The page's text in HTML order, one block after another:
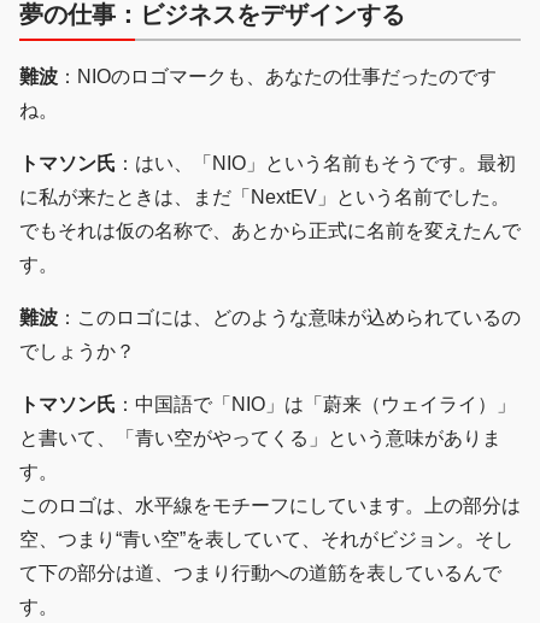
夢の仕事：ビジネスをデザインする
難波 ：NIOのロゴマークも、あなたの仕事だったのです
ね。
トマソン氏 ：はい、「NIO」という名前もそうです。最初
に私が来たときは、まだ「NextEV」という名前でした。
でもそれは仮の名称で、あとから正式に名前を変えたんで
す。
難波 ：このロゴには、どのような意味が込められているの
でしょうか？
トマソン氏 ：中国語で「NIO」は「蔚来（ウェイライ）」
と書いて、「青い空がやってくる」という意味がありま
す。
このロゴは、水平線をモチーフにしています。上の部分は
空、つまり“青い空”を表していて、それがビジョン。そし
て下の部分は道、つまり行動への道筋を表しているんで
す。